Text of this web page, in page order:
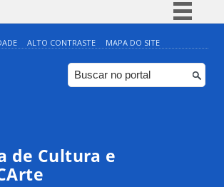
Simplifique!
Comunica BR
Participe
ALTO CONTRASTE MAPA DO SITE
de Cultura e